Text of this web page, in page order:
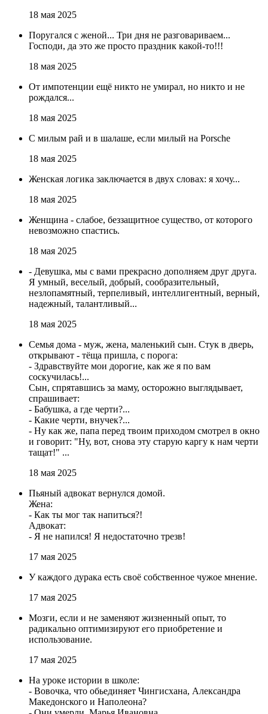
18 мая 2025
Поругался с женой... Три дня не разговариваем...
Господи, да это же просто праздник какой-то!!!
18 мая 2025
От импотенции ещё никто не умирал, но никто и не
рождался...
18 мая 2025
С милым рай и в шалаше, если милый на Porsche
18 мая 2025
Женская логика заключается в двух словах: я хочу...
18 мая 2025
Женщина - слабое, беззащитное существо, от которого
невозможно спастись.
18 мая 2025
- Девушка, мы с вами прекрасно дополняем друг друга.
Я умный, веселый, добрый, сообразительный,
незлопамятный, терпеливый, интеллигентный, верный,
надежный, талантливый...
18 мая 2025
Семья дома - муж, жена, маленький сын. Стук в дверь,
открывают - тёща пришла, с порога:
- Здравствуйте мои дорогие, как же я по вам
соскучилась!...
Сын, спрятавшись за маму, осторожно выглядывает,
спрашивает:
- Бабушка, а где черти?...
- Какие черти, внучек?...
- Ну как же, папа перед твоим приходом смотрел в окно
и говорит: "Ну, вот, снова эту старую каргу к нам черти
тащат!" ...
18 мая 2025
Пьяный адвокат вернулся домой.
Жена:
- Как ты мог так напиться?!
Адвокат:
- Я не напился! Я недостаточно трезв!
17 мая 2025
У каждого дурака есть своё собственное чужое мнение.
17 мая 2025
Мозги, если и не заменяют жизненный опыт, то
радикально оптимизируют его приобретение и
использование.
17 мая 2025
На уроке истории в школе:
- Вовочка, что обьединяет Чингисхана, Александра
Македонского и Наполеона?